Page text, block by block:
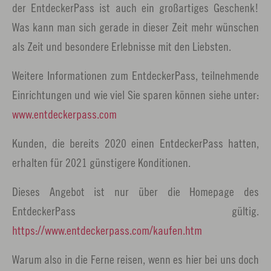
der EntdeckerPass ist auch ein großartiges Geschenk!
Was kann man sich gerade in dieser Zeit mehr wünschen
als Zeit und besondere Erlebnisse mit den Liebsten.
Weitere Informationen zum EntdeckerPass, teilnehmende
Einrichtungen und wie viel Sie sparen können siehe unter:
www.entdeckerpass.com
Kunden, die bereits 2020 einen EntdeckerPass hatten,
erhalten für 2021 günstigere Konditionen.
Dieses Angebot ist nur über die Homepage des
EntdeckerPass gültig.
https://www.entdeckerpass.com/kaufen.htm
Warum also in die Ferne reisen, wenn es hier bei uns doch